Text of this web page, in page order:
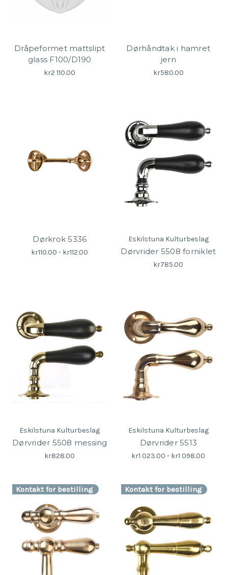
Dråpeformet mattslipt
glass F100/D190
kr2 110.00
Dørhåndtak i hamret
jern
kr580.00
Dørkrok 5336
kr110.00 - kr112.00
Eskilstuna Kulturbeslag
Dørvrider 5508 forniklet
kr785.00
Eskilstuna Kulturbeslag
Dørvrider 5508 messing
kr828.00
Eskilstuna Kulturbeslag
Dørvrider 5513
kr1 023.00 - kr1 098.00
Kontakt for bestilling Kontakt for bestilling